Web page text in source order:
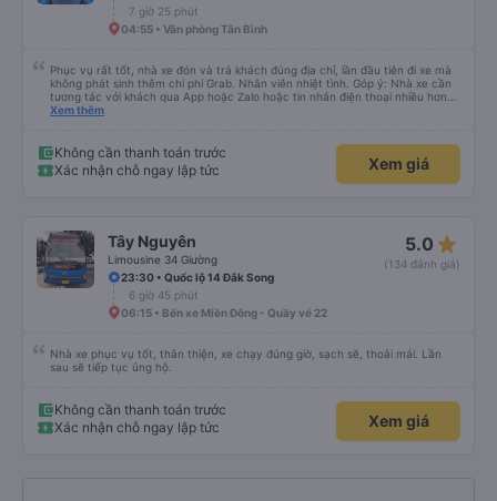
7 giờ 25 phút
04:55 • Văn phòng Tân Bình
Phục vụ rất tốt, nhà xe đón và trả khách đúng địa chỉ, lần đầu tiên đi xe mà
không phát sinh thêm chi phí Grab. Nhân viên nhiệt tình. Góp ý: Nhà xe cần
tương tác với khách qua App hoặc Zalo hoặc tin nhắn điện thoại nhiều hơn
nữa để hành khách yên tâm đặc biệt là khách đặt vé qua App. Chân thành
Xem thêm
Không cần thanh toán trước
Xác nhận chỗ ngay lập tức
Xem giá
Tây Nguyên
Limousine 34 Giường
5.0 star_rate
(134 đánh giá)
23:30 • Quốc lộ 14 Đắk Song
6 giờ 45 phút
06:15 • Bến xe Miền Đông - Quầy vé 22
Nhà xe phục vụ tốt, thân thiện, xe chạy đúng giờ, sạch sẽ, thoải mái. Lần
sau sẽ tiếp tục ủng hộ.
Không cần thanh toán trước
Xác nhận chỗ ngay lập tức
Xem giá